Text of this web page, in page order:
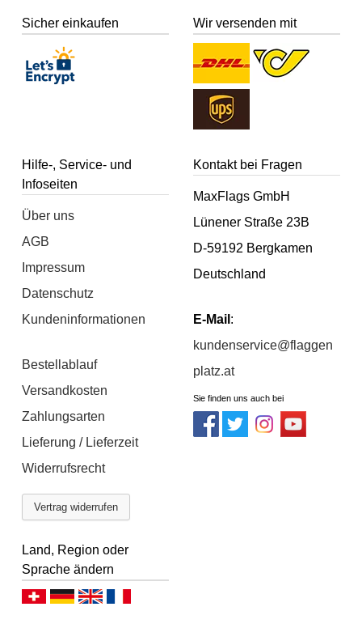
Sicher einkaufen Wir versenden mit
Hilfe-, Service- und
Infoseiten
Über uns
AGB
Impressum
Datenschutz
Kundeninformationen
Bestellablauf
Versandkosten
Zahlungsarten
Lieferung / Lieferzeit
Widerrufsrecht
Vertrag widerrufen
Kontakt bei Fragen
MaxFlags GmbH
Lünener Straße 23B
D-59192 Bergkamen
Deutschland
E-Mail :
kundenservice@flaggen
platz.at
Sie finden uns auch bei
Land, Region oder
Sprache ändern
Deutsch (CH)Deutsch (DE)